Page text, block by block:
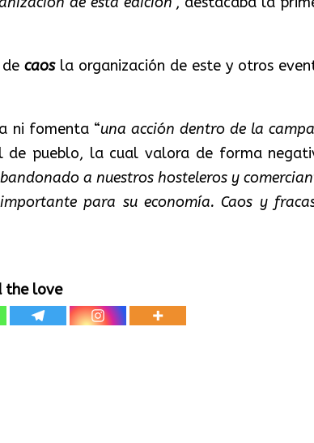
decaosla organización de este y otros
ni fomenta “una acción dentro de la
de pueblo, la cual valora de forma
a nuestros hosteleros y
para su economía. Caos y
the love